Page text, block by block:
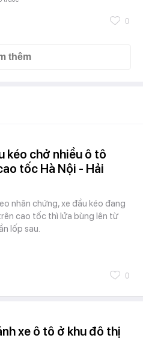
0
thêm
kéo chở nhiều ô tô
tốc Hà Nội - Hải
nhân chứng, xe đầu kéo đang
cao tốc thì lửa bùng lên từ
lốp sau.
0
xe ô tô ở khu đô thị